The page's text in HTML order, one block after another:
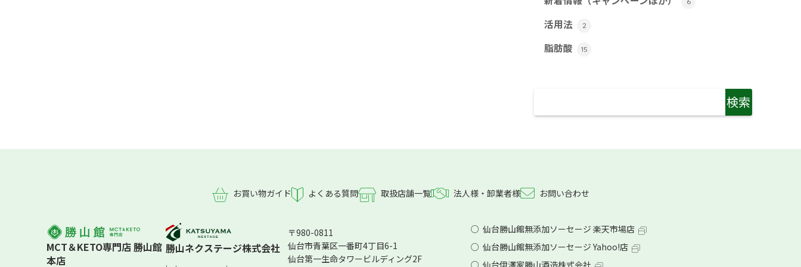
活用法 2
脂肪酸 15
お買い物ガイド よくある質問 取扱店舗一覧 法人様・卸業者様 お問い合わせ
MCT＆KETO専門店 勝山館
本店
勝山ネクステージ株式会社
〒980-0811
仙台市青葉区一番町4丁目6-1
仙台第一生命タワービルディング2F
仙台勝山館無添加ソーセージ 楽天市場店
仙台勝山館無添加ソーセージ Yahoo!店